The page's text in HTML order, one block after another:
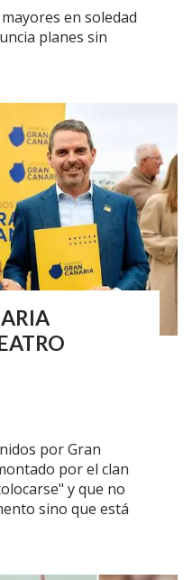
en soledad
planes sin
por Gran
por el clan
y que no
sino que está